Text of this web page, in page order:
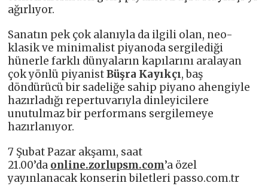
ağırlıyor.
Sanatın pek çok alanıyla da ilgili olan, neo-
klasik ve minimalist piyanoda sergilediği
hünerle farklı dünyaların kapılarını aralayan
çok yönlü piyanistBüşra Kayıkçı, baş
döndürücü bir sadeliğe sahip piyano ahengiyle
hazırladığı repertuvarıyla dinleyicilere
unutulmaz bir performans sergilemeye
hazırlanıyor.
7 Şubat Pazar akşamı, saat
21.00’da online.zorlupsm.com’a özel
yayınlanacak konserin biletleri passo.com.tr